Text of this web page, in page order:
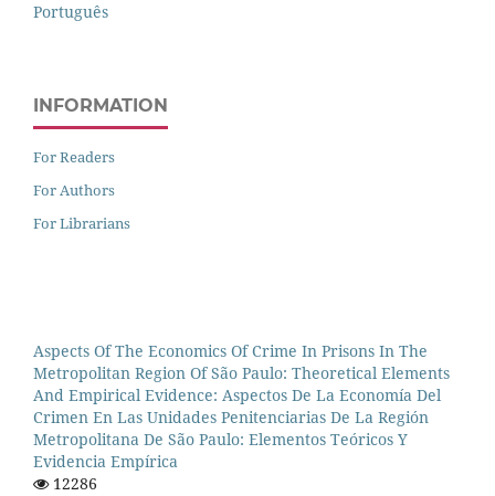
Português
INFORMATION
For Readers
For Authors
For Librarians
Aspects Of The Economics Of Crime In Prisons In The
Metropolitan Region Of São Paulo: Theoretical Elements
And Empirical Evidence: Aspectos De La Economía Del
Crimen En Las Unidades Penitenciarias De La Región
Metropolitana De São Paulo: Elementos Teóricos Y
Evidencia Empírica
12286